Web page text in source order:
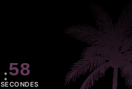
56
SECONDES